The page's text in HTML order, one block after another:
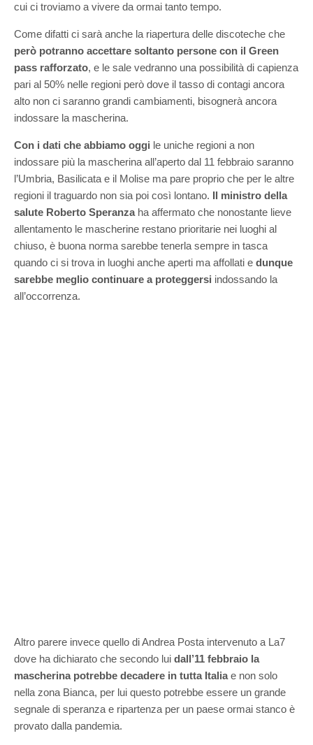
cui ci troviamo a vivere da ormai tanto tempo.
Come difatti ci sarà anche la riapertura delle discoteche che
però potranno accettare soltanto persone con il Green
pass rafforzato, e le sale vedranno una possibilità di capienza
pari al 50% nelle regioni però dove il tasso di contagi ancora
alto non ci saranno grandi cambiamenti, bisognerà ancora
indossare la mascherina.
Con i dati che abbiamo oggi le uniche regioni a non
indossare più la mascherina all’aperto dal 11 febbraio saranno
l’Umbria, Basilicata e il Molise ma pare proprio che per le altre
regioni il traguardo non sia poi così lontano. Il ministro della
salute Roberto Speranzaha affermato che nonostante lieve
allentamento le mascherine restano prioritarie nei luoghi al
chiuso, è buona norma sarebbe tenerla sempre in tasca
quando ci si trova in luoghi anche aperti ma affollati e dunque
sarebbe meglio continuare a proteggersi indossando la
all’occorrenza.
Altro parere invece quello di Andrea Posta intervenuto a La7
dove ha dichiarato che secondo lui dall’11 febbraio la
mascherina potrebbe decadere in tutta Italiae non solo
nella zona Bianca, per lui questo potrebbe essere un grande
segnale di speranza e ripartenza per un paese ormai stanco è
provato dalla pandemia.